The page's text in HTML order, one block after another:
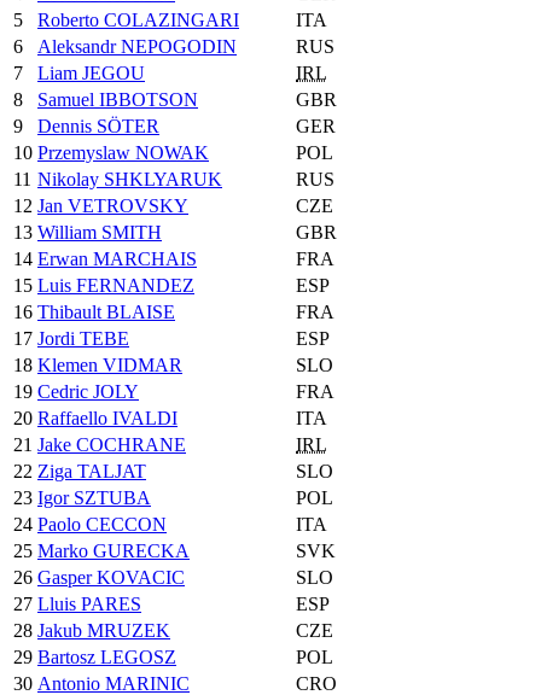
5
Roberto COLAZINGARI
ITA
6
Aleksandr NEPOGODIN
RUS
7
Liam JEGOU
IRL
8
Samuel IBBOTSON
GBR
9
Dennis SÖTER
GER
10 Przemyslaw NOWAK
POL
11 Nikolay SHKLYARUK
RUS
12 Jan VETROVSKY
CZE
13 William SMITH
GBR
14 Erwan MARCHAIS
FRA
15 Luis FERNANDEZ
ESP
16 Thibault BLAISE
FRA
17 Jordi TEBE
ESP
18 Klemen VIDMAR
SLO
19 Cedric JOLY
FRA
20 Raffaello IVALDI
ITA
21 Jake COCHRANE
IRL
22 Ziga TALJAT
SLO
23 Igor SZTUBA
POL
24 Paolo CECCON
ITA
25 Marko GURECKA
SVK
26 Gasper KOVACIC
SLO
27 Lluis PARES
ESP
28 Jakub MRUZEK
CZE
29 Bartosz LEGOSZ
POL
30 Antonio MARINIC
CRO